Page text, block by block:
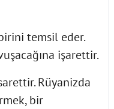
temsil eder.
işarettir.
Rüyanizda
bir